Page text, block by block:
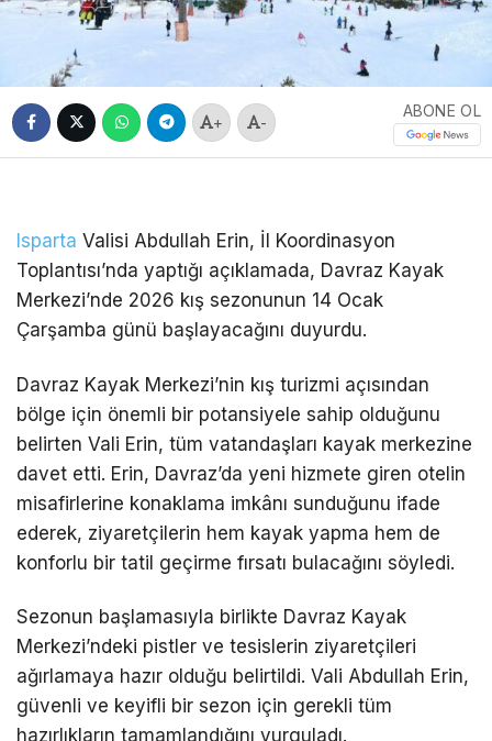
+ -
ABONE OL
Isparta Valisi Abdullah Erin, İl Koordinasyon
Toplantısı’nda yaptığı açıklamada, Davraz Kayak
Merkezi’nde 2026 kış sezonunun 14 Ocak
Çarşamba günü başlayacağını duyurdu.
Davraz Kayak Merkezi’nin kış turizmi açısından
bölge için önemli bir potansiyele sahip olduğunu
belirten Vali Erin, tüm vatandaşları kayak merkezine
davet etti. Erin, Davraz’da yeni hizmete giren otelin
misafirlerine konaklama imkânı sunduğunu ifade
ederek, ziyaretçilerin hem kayak yapma hem de
konforlu bir tatil geçirme fırsatı bulacağını söyledi.
Sezonun başlamasıyla birlikte Davraz Kayak
Merkezi’ndeki pistler ve tesislerin ziyaretçileri
ağırlamaya hazır olduğu belirtildi. Vali Abdullah Erin,
güvenli ve keyifli bir sezon için gerekli tüm
hazırlıkların tamamlandığını vurguladı.